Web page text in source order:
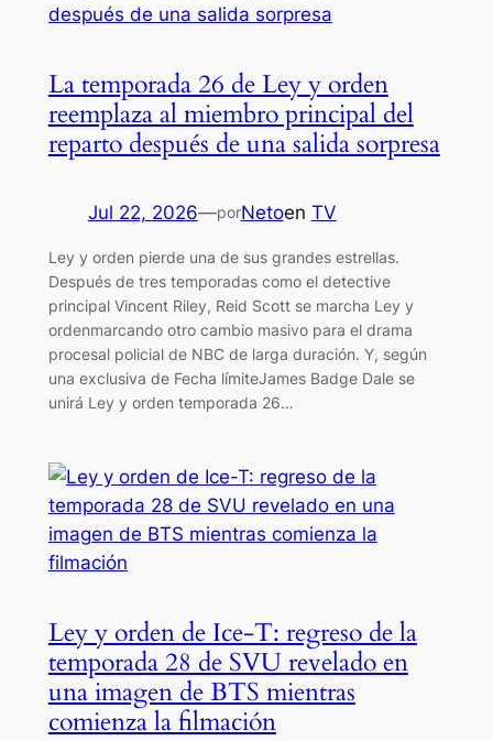
La temporada 26 de Ley y orden
reemplaza al miembro principal del
reparto después de una salida sorpresa
Jul 22, 2026—porNetoen TV
Ley y orden pierde una de sus grandes estrellas.
Después de tres temporadas como el detective
principal Vincent Riley, Reid Scott se marcha Ley y
ordenmarcando otro cambio masivo para el drama
procesal policial de NBC de larga duración. Y, según
una exclusiva de Fecha límiteJames Badge Dale se
unirá Ley y orden temporada 26…
Ley y orden de Ice-T: regreso de la
temporada 28 de SVU revelado en
una imagen de BTS mientras
comienza la filmación